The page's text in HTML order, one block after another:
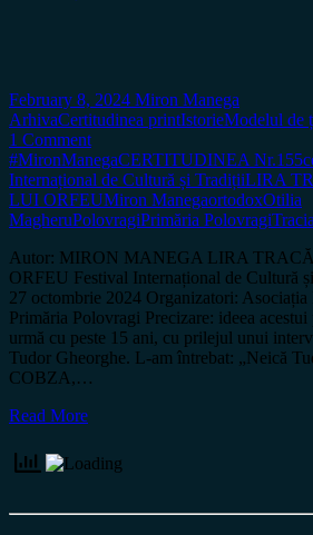
February 8, 2024 Miron Manega
ArhivaCertitudinea printIstorieModelul de
1 Comment
#MironManegaCERTITUDINEA Nr.155
Internațional de Cultură și TradițiiLIRA
LUI ORFEUMiron ManegaortodoxOtilia
MagheruPolovragiPrimăria Polovragi
Autor: MIRON MANEGA LIRA
ORFEU Festival Internațional de Cultură
27 octombrie 2024 Organizatori: Asociația
Primăria Polovragi Precizare: ideea
urmă cu peste 15 ani, cu prilejul unui
Tudor Gheorghe. L-am întrebat: „Neică
COBZA,…
Read More